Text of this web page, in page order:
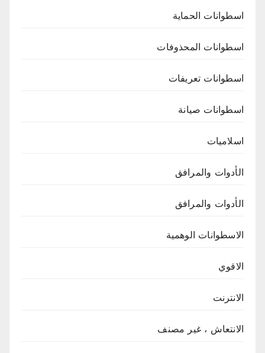
اسطوانات الحماية
اسطوانات المحذوفات
اسطوانات تعريفات
اسطوانات صيانة
اسلاميات
الأدوات والمرافق
الأدوات والمرافق
الاسطوانات الوهمية
الاقوي
الانترنت
الانتعاش ، غير مصنف